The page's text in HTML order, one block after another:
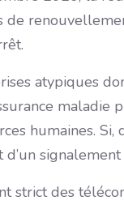
de
atypiques
maladie
humaines. Si,
strict des